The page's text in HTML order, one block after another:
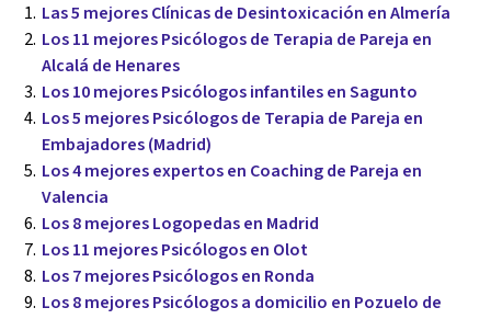
Las 5 mejores Clínicas de Desintoxicación en Almería
Los 11 mejores Psicólogos de Terapia de Pareja en
Alcalá de Henares
Los 10 mejores Psicólogos infantiles en Sagunto
Los 5 mejores Psicólogos de Terapia de Pareja en
Embajadores (Madrid)
Los 4 mejores expertos en Coaching de Pareja en
Valencia
Los 8 mejores Logopedas en Madrid
Los 11 mejores Psicólogos en Olot
Los 7 mejores Psicólogos en Ronda
Los 8 mejores Psicólogos a domicilio en Pozuelo de